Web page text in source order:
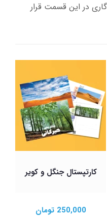
در این قسمت قرار
کارتپستال جنگل و کویر
250,000 تومان